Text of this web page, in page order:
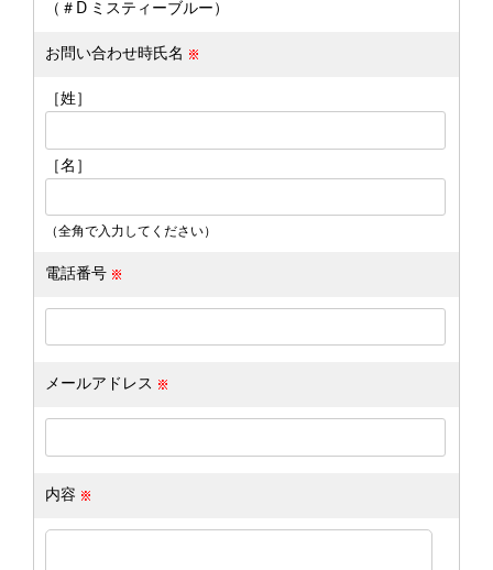
（＃D ミスティーブルー）
お問い合わせ時氏名
［姓］
［名］
（全角で入力してください）
電話番号
メールアドレス
内容